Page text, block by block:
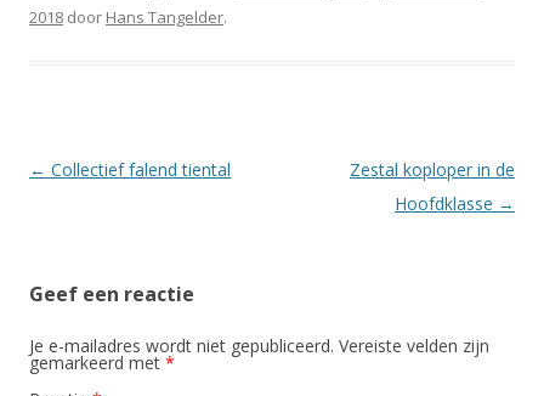
2018 door Hans Tangelder.
Berichtnavigatie
← Collectief falend tiental
Zestal koploper in de
Hoofdklasse →
Geef een reactie
Je e-mailadres wordt niet gepubliceerd. Vereiste velden zijn
gemarkeerd met *